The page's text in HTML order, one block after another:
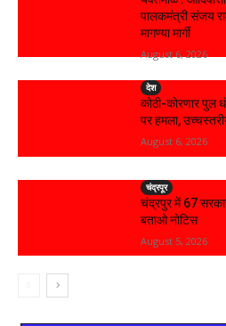
पालकमंत्री संजय
मागण्या मार्गी
August 6, 2026
देश
कोठी-कोरणार पुल
पर हमला,
August 6, 2026
चंद्रपूर
चंद्रपुर में 67
बताओ नोटिस
August 5, 2026